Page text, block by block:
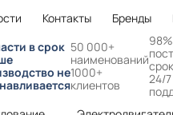
Контакты Бренды
в срок
не
50 000+
наименований
1000+
клиентов
98%
срок
24/7